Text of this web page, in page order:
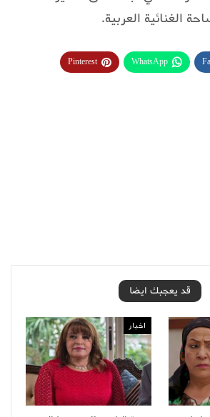
الغنائية العربية.
WhatsApp
Pinterest
قد يعجبك ايضا
اخبار